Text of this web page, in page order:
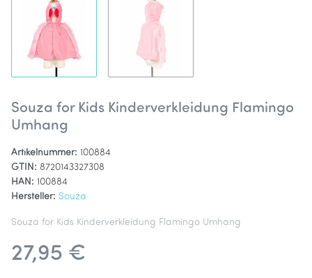
Souza for Kids Kinderverkleidung Flamingo
Umhang
Artikelnummer: 100884
GTIN: 8720143327308
HAN: 100884
Hersteller: Souza
Souza for Kids Kinderverkleidung Flamingo Umhang
27,95 €